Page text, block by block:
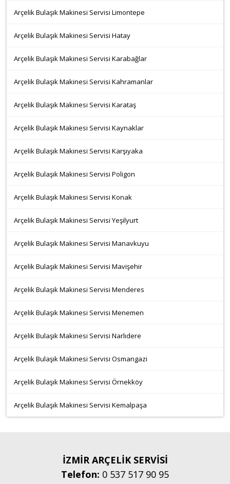
Arçelik Bulaşık Makinesi Servisi Limontepe
Arçelik Bulaşık Makinesi Servisi Hatay
Arçelik Bulaşık Makinesi Servisi Karabağlar
Arçelik Bulaşık Makinesi Servisi Kahramanlar
Arçelik Bulaşık Makinesi Servisi Karataş
Arçelik Bulaşık Makinesi Servisi Kaynaklar
Arçelik Bulaşık Makinesi Servisi Karşıyaka
Arçelik Bulaşık Makinesi Servisi Poligon
Arçelik Bulaşık Makinesi Servisi Konak
Arçelik Bulaşık Makinesi Servisi Yeşilyurt
Arçelik Bulaşık Makinesi Servisi Manavkuyu
Arçelik Bulaşık Makinesi Servisi Mavişehir
Arçelik Bulaşık Makinesi Servisi Menderes
Arçelik Bulaşık Makinesi Servisi Menemen
Arçelik Bulaşık Makinesi Servisi Narlıdere
Arçelik Bulaşık Makinesi Servisi Osmangazi
Arçelik Bulaşık Makinesi Servisi Örnekköy
Arçelik Bulaşık Makinesi Servisi Kemalpaşa
İZMİR ARÇELİK SERVİSİ
Telefon: 0 537 517 90 95